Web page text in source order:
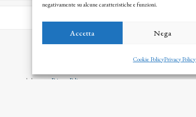
negativamente su alcune caratteristiche e funzioni.
Accetta Nega
Cookie PolicyPrivacy Policy
seguendo la nostraPrivacy Policy